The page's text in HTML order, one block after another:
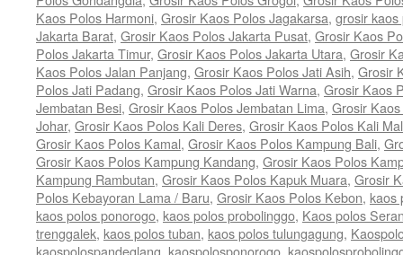
Kaos Polos Harmoni, Grosir Kaos Polos Jagakarsa, grosir kaos
Jakarta Barat, Grosir Kaos Polos Jakarta Pusat, Grosir Kaos
Polos Jakarta Timur, Grosir Kaos Polos Jakarta Utara, Grosir
Kaos Polos Jalan Panjang, Grosir Kaos Polos Jati Asih, Grosir
Polos Jati Padang, Grosir Kaos Polos Jati Warna, Grosir Kaos
Jembatan Besi, Grosir Kaos Polos Jembatan Lima, Grosir
Johar, Grosir Kaos Polos Kali Deres, Grosir Kaos Polos Kali
Grosir Kaos Polos Kamal, Grosir Kaos Polos Kampung Bali,
Grosir Kaos Polos Kampung Kandang, Grosir Kaos Polos
Kampung Rambutan, Grosir Kaos Polos Kapuk Muara, Grosir
Polos Kebayoran Lama / Baru, Grosir Kaos Polos Kebon, kaos
kaos polos ponorogo, kaos polos probolinggo, Kaos polos
trenggalek, kaos polos tuban, kaos polos tulungagung,
kaospolospandeglang kaospolosponorogo